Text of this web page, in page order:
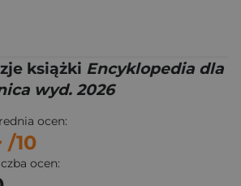
książki Encyklopedia dla
wyd. 2026
ocen:
/10
ocen: